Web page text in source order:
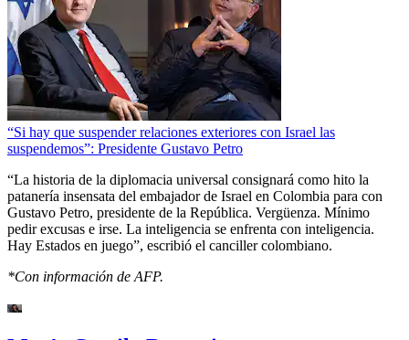
“Si hay que suspender relaciones exteriores con Israel las
suspendemos”: Presidente Gustavo Petro
“La historia de la diplomacia universal consignará como hito la
patanería insensata del embajador de Israel en Colombia para con
Gustavo Petro, presidente de la República. Vergüenza. Mínimo
pedir excusas e irse. La inteligencia se enfrenta con inteligencia.
Hay Estados en juego”, escribió el canciller colombiano.
*Con información de AFP.